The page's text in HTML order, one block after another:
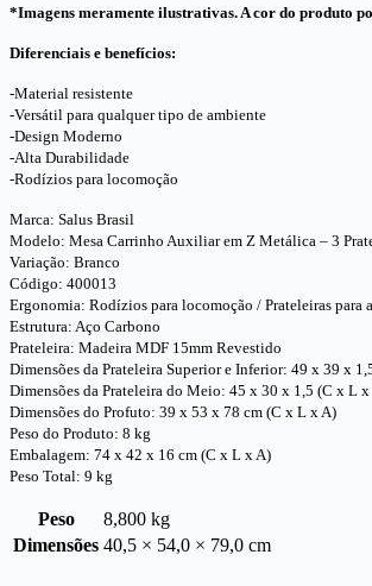
*Imagens meramente ilustrativas. A cor do produto
Diferenciais e benefícios:
-Material resistente
-Versátil para qualquer tipo de ambiente
-Design Moderno
-Alta Durabilidade
-Rodízios para locomoção
Marca: Salus Brasil
Modelo: Mesa Carrinho Auxiliar em Z Metálica – 3
Variação: Branco
Código: 400013
Ergonomia: Rodízios para locomoção / Prateleiras para
Estrutura: Aço Carbono
Prateleira: Madeira MDF 15mm Revestido
Dimensões da Prateleira Superior e Inferior: 49 x 39 x
Dimensões da Prateleira do Meio: 45 x 30 x 1,5 (C x L x
Dimensões do Profuto: 39 x 53 x 78 cm (C x L x A)
Peso do Produto: 8 kg
Embalagem: 74 x 42 x 16 cm (C x L x A)
Peso Total: 9 kg
Peso
8,800 kg
Dimensões 40,5 × 54,0 × 79,0 cm